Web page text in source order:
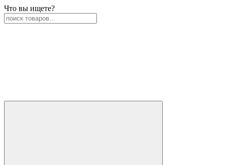
Что вы ищете?